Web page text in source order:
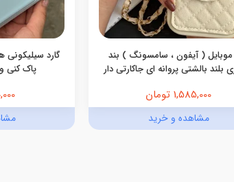
( آیفون ، سامسونگ ) بند
بلند بالشتی پروانه ای جاکارتی دار
1,585,000 تومان
مشاهده و خرید
گارد سیلیکونی
پاک کنی